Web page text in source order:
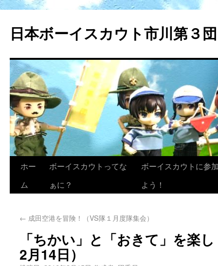
日本ボーイスカウト市川第３団
ホー
ム
ボーイスカウトってな
ぁに？
ボーイスカウトに参
よう！
← 成田空港を冒険！（VS隊１月度隊集会）
「ちかい」と「おきて」を楽
2月14日）